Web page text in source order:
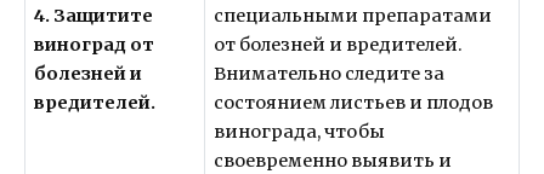
4. Защитите
виноград от
болезней и
вредителей.
специальными препаратами
от болезней и вредителей.
Внимательно следите за
состоянием листьев и плодов
винограда, чтобы
своевременно выявить и